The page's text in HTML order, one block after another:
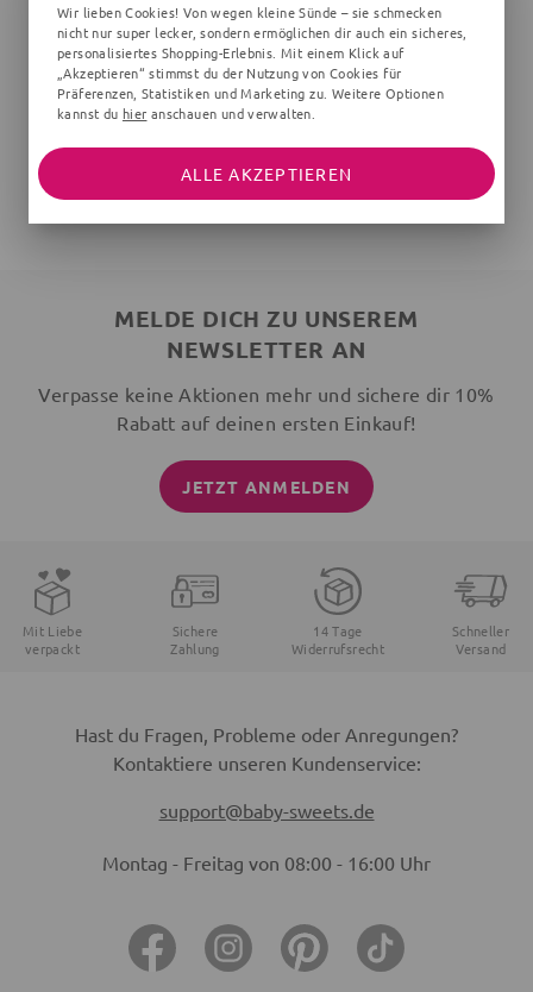
MELDE DICH ZU UNSEREM
NEWSLETTER AN
Verpasse keine Aktionen mehr und sichere dir 10%
Rabatt auf deinen ersten Einkauf!
JETZT ANMELDEN
Mit Liebe
verpackt
Sichere
Zahlung
14 Tage
Widerrufsrecht
Schneller
Versand
Hast du Fragen, Probleme oder Anregungen?
Kontaktiere unseren Kundenservice:
support@baby-sweets.de
Montag - Freitag von 08:00 - 16:00 Uhr
Wir lieben Cookies! Von wegen kleine Sünde – sie schmecken
nicht nur super lecker, sondern ermöglichen dir auch ein sicheres,
personalisiertes Shopping-Erlebnis. Mit einem Klick auf
„Akzeptieren“ stimmst du der Nutzung von Cookies für
Präferenzen, Statistiken und Marketing zu. Weitere Optionen
kannst du hier anschauen und verwalten.
ALLE AKZEPTIEREN